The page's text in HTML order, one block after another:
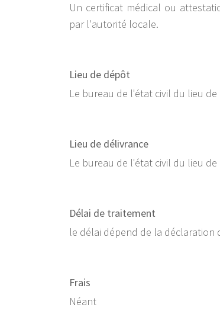
Un certificat médical ou
par l'autorité locale.
Lieu de dépôt
Le bureau de l'état civil du lieu de
Lieu de délivrance
Le bureau de l'état civil du lieu de
Délai de traitement
le délai dépend de la
Frais
Néant